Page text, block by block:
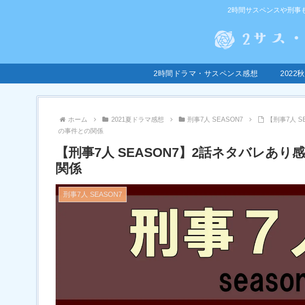
2時間サスペンスや刑事
2時間ドラマ・サスペンス感想 2022
ホーム 2021夏ドラマ感想 刑事7人 SEASON7
【刑事7人
の事件との関係
【刑事7人 SEASON7】2話ネタバレあり
関係
刑事7人 SEASON7